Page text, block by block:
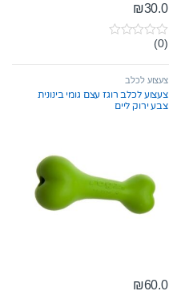
₪30.0
0
t
o
f
5
(0)
צעצוע לכלב
צעצוע לכלב רוגז עצם גומי בינונית
צבע ירוק ליים
₪60.0